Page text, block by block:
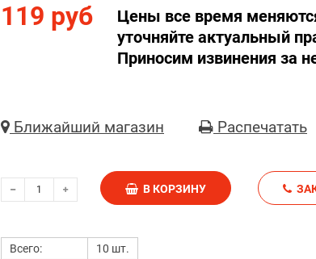
119 руб
Цены все время
уточняйте актуальный
Приносим извинения за
Ближайший магазин Распечатать
В КОРЗИНУ
Всего:
10 шт.